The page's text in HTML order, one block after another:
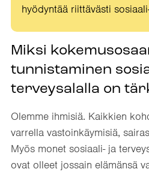
hyödyntää riittävästi
Miksi
tunnistaminen
terveysalalla on
Olemme ihmisiä. Kaikkien
varrella vastoinkäymisiä,
Myös monet sosiaali- ja
ovat olleet jossain elämänsä